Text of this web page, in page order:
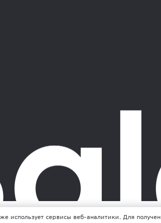
Rus LLC). ОГРН
использует сервисы веб-аналитики. Для